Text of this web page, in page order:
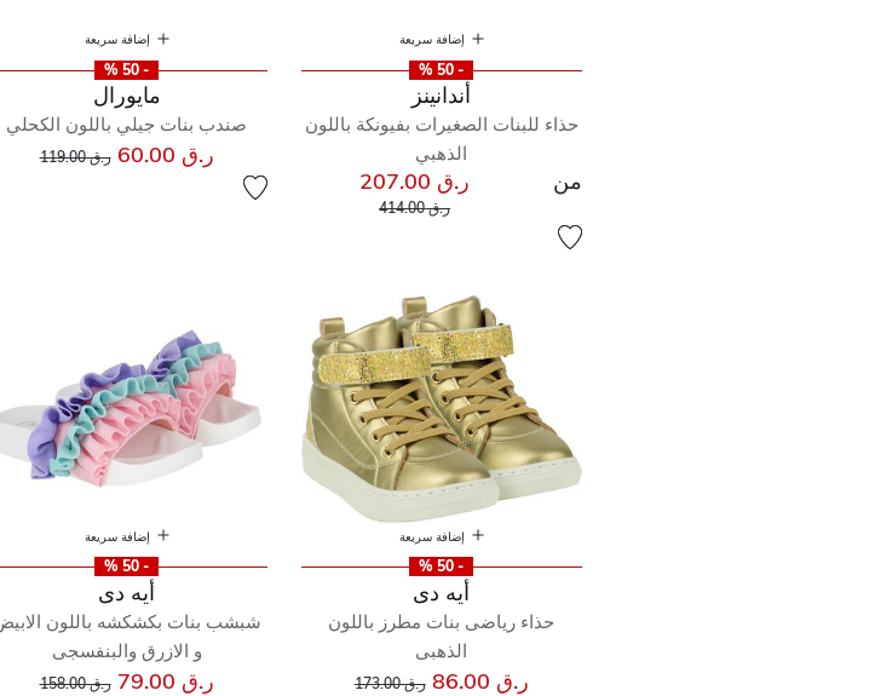
إضافة سريعة
- 50 %
أندانينز
حذاء للبنات الصغيرات بفيونكة باللون
الذهبي
من ر.ق 207.00
سعر مخفض من
ر.ق 414.00 إلى
إضافة سريعة
- 50 %
مايورال
صندب بنات جيلي باللون الكحلي
ر.ق 60.00 سعر مخفض من
ر.ق 119.00
إضافة سريعة
- 50 %
أيه دى
حذاء رياضى بنات مطرز باللون
الذهبى
ر.ق 86.00 سعر مخفض من
ر.ق 173.00
إضافة سريعة
- 50 %
أيه دى
شبشب بنات بكشكشه باللون
و الازرق والبنفسجى
ر.ق 79.00 سعر مخفض من
ر.ق 158.00